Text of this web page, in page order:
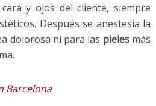
y ojos del cliente, siempre
Después se anestesia la
dolorosa ni para las pielesmás
Barcelona